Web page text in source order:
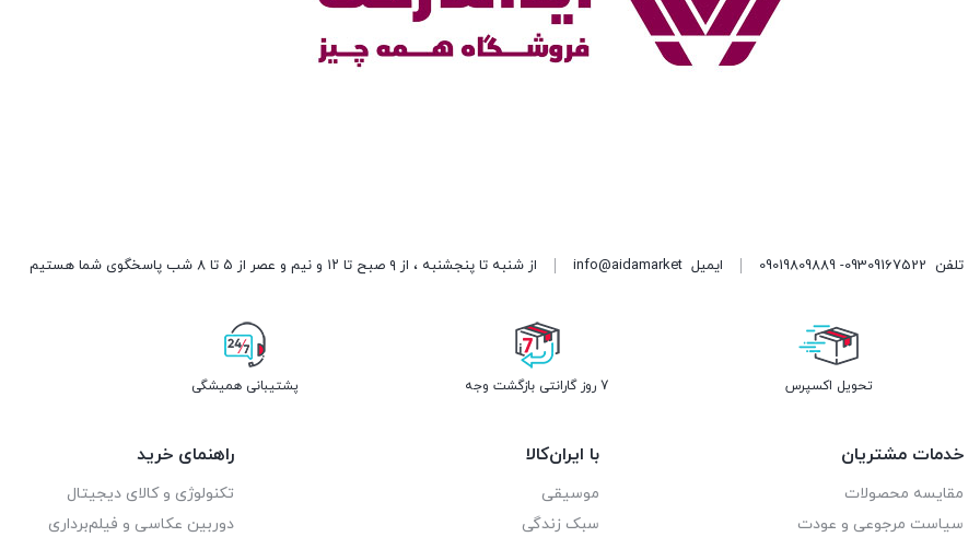
تلفن 09309167522- 09019809889 ایمیل info@aidamarket از شنبه تا پنجشنبه ، از ۹ صبح تا ۱۲ و نیم و عصر از ۵ تا ۸ شب پاسخگوی شما هستیم
تحویل اکسپرس 7 روز گارانتی بازگشت وجه پشتیبانی همیشگی
خدمات مشتریان
مقایسه محصولات
سیاست مرجوعی و عودت
با ایران‌کالا
موسیقی
سبک زندگی
راهنمای خرید
تکنولوژی و کالای دیجیتال
دوربین عکاسی و فیلم‌برداری